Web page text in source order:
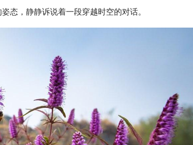
态，静静诉说着一段穿越时空的对话。